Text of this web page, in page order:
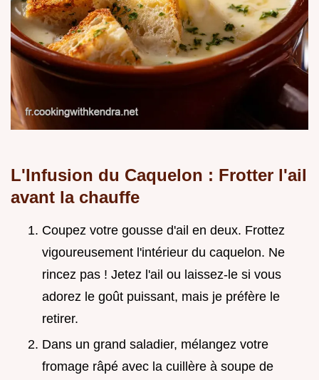
L'Infusion du Caquelon : Frotter l'ail
avant la chauffe
Coupez votre gousse d'ail en deux. Frottez
vigoureusement l'intérieur du caquelon. Ne
rincez pas ! Jetez l'ail ou laissez-le si vous
adorez le goût puissant, mais je préfère le
retirer.
Dans un grand saladier, mélangez votre
fromage râpé avec la cuillère à soupe de